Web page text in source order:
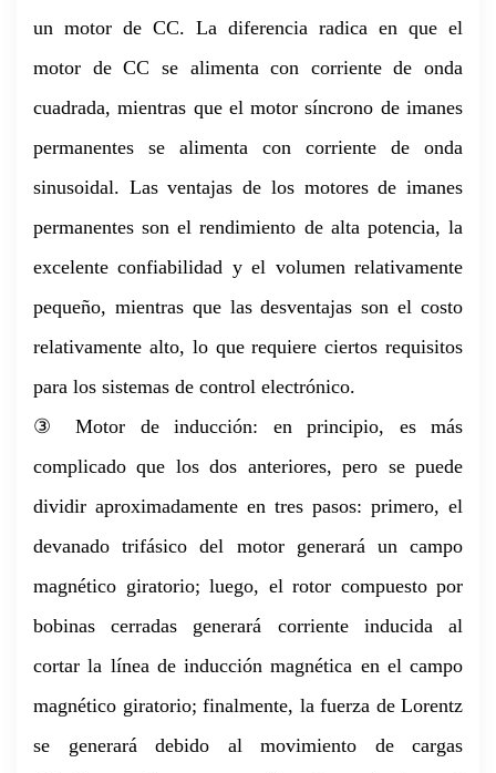
un motor de CC. La diferencia radica en que el
motor de CC se alimenta con corriente de onda
cuadrada, mientras que el motor síncrono de imanes
permanentes se alimenta con corriente de onda
sinusoidal. Las ventajas de los motores de imanes
permanentes son el rendimiento de alta potencia, la
excelente confiabilidad y el volumen relativamente
pequeño, mientras que las desventajas son el costo
relativamente alto, lo que requiere ciertos requisitos
para los sistemas de control electrónico.
③ Motor de inducción: en principio, es más
complicado que los dos anteriores, pero se puede
dividir aproximadamente en tres pasos: primero, el
devanado trifásico del motor generará un campo
magnético giratorio; luego, el rotor compuesto por
bobinas cerradas generará corriente inducida al
cortar la línea de inducción magnética en el campo
magnético giratorio; finalmente, la fuerza de Lorentz
se generará debido al movimiento de cargas